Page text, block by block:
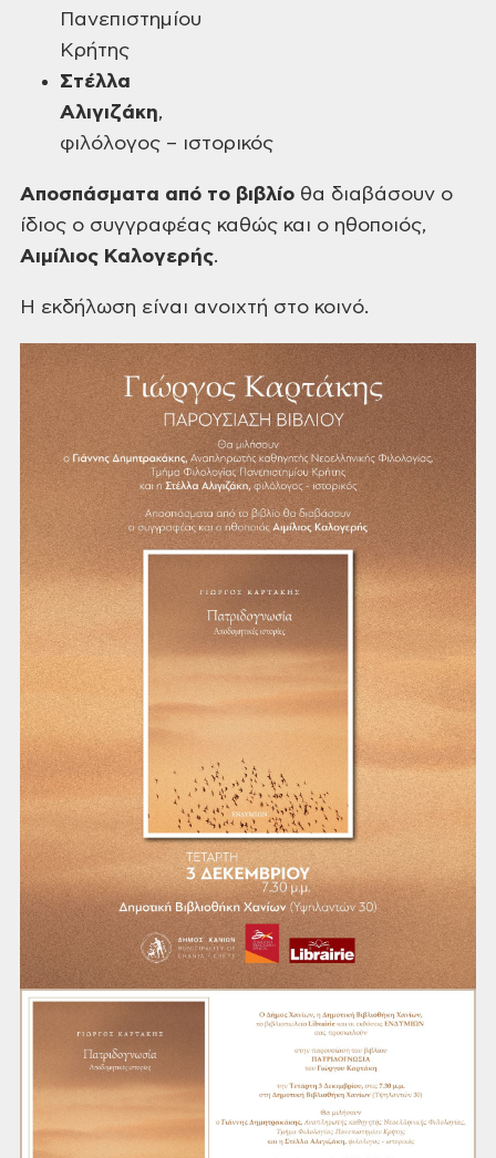
Πανεπιστημίου
Κρήτης
Στέλλα
Αλιγιζάκη,
φιλόλογος – ιστορικός
Αποσπάσματα από το βιβλίο θα διαβάσουν ο
ίδιος ο συγγραφέας καθώς και ο ηθοποιός,
Αιμίλιος Καλογερής.
Η εκδήλωση είναι ανοιχτή στο κοινό.